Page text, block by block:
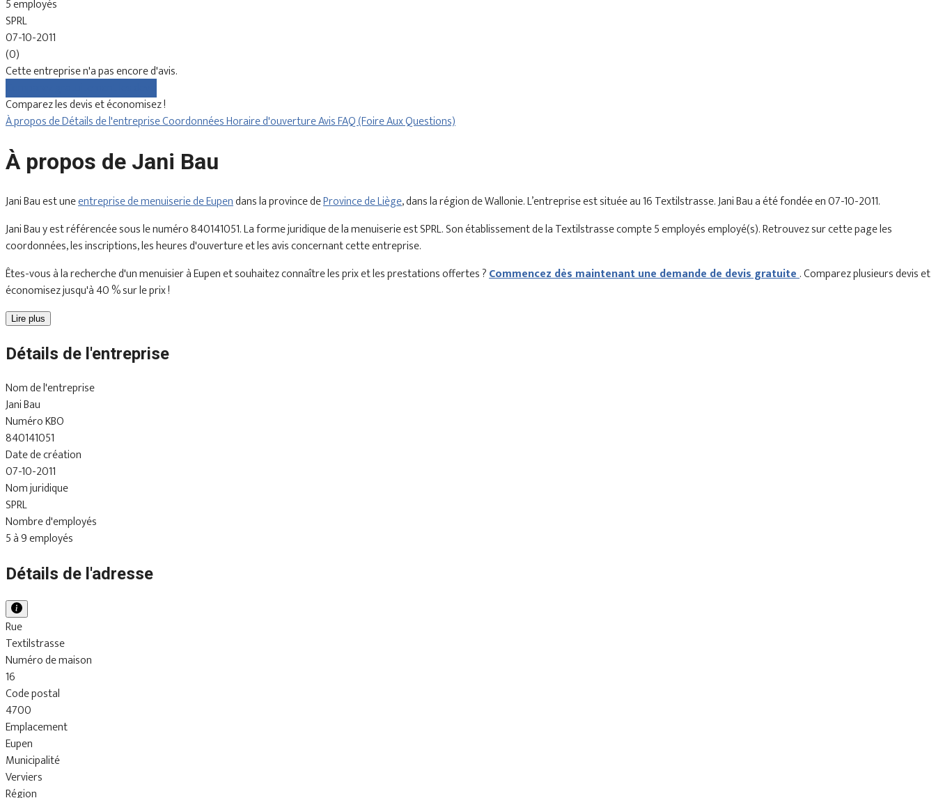
5 employés
SPRL
07-10-2011
(0)
Cette entreprise n'a pas encore d'avis.
Comparez les devis et économisez !
À propos deDétails de l'entrepriseCoordonnéesHoraire d'ouvertureAvisFAQ (Foire Aux Questions)
À propos de Jani Bau
Jani Bau est uneentreprise de menuiserie de Eupendans la province deProvince de Liège, dans la région de Wallonie. L’entreprise est située au 16 Textilstrasse. Jani Bau a été fondée en 07-10-2011.
Jani Bau y est référencée sous le numéro 840141051. La forme juridique de la menuiserie est SPRL. Son établissement de la Textilstrasse compte 5 employés employé(s). Retrouvez sur cette page les
coordonnées, les inscriptions, les heures d'ouverture et les avis concernant cette entreprise.
Êtes-vous à la recherche d'un menuisier à Eupen et souhaitez connaître les prix et les prestations offertes ?Commencez dès maintenant une demande de devis gratuite. Comparez plusieurs devis et
économisez jusqu'à 40 % sur le prix !
Lire plus
Détails de l'entreprise
Nom de l'entreprise
Jani Bau
Numéro KBO
840141051
Date de création
07-10-2011
Nom juridique
SPRL
Nombre d'employés
5 à 9 employés
Détails de l'adresse
Rue
Textilstrasse
Numéro de maison
16
Code postal
4700
Emplacement
Eupen
Municipalité
Verviers
Région